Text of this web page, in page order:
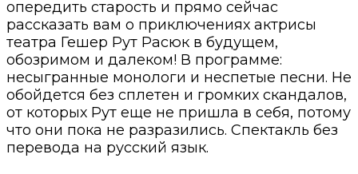
опередить старость и прямо сейчас
рассказать вам о приключениях актрисы
театра Гешер Рут Расюк в будущем,
обозримом и далеком! В программе:
несыгранные монологи и неспетые песни. Не
обойдется без сплетен и громких скандалов,
от которых Рут еще не пришла в себя, потому
что они пока не разразились. Спектакль без
перевода на русский язык.